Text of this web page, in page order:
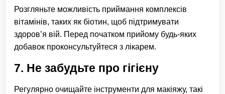
Розгляньте можливість приймання комплексів
вітамінів, таких як біотин, щоб підтримувати
здоров’я вій. Перед початком прийому будь-яких
добавок проконсультуйтеся з лікарем.
7. Не забудьте про гігієну
Регулярно очищайте інструменти для макіяжу, такі